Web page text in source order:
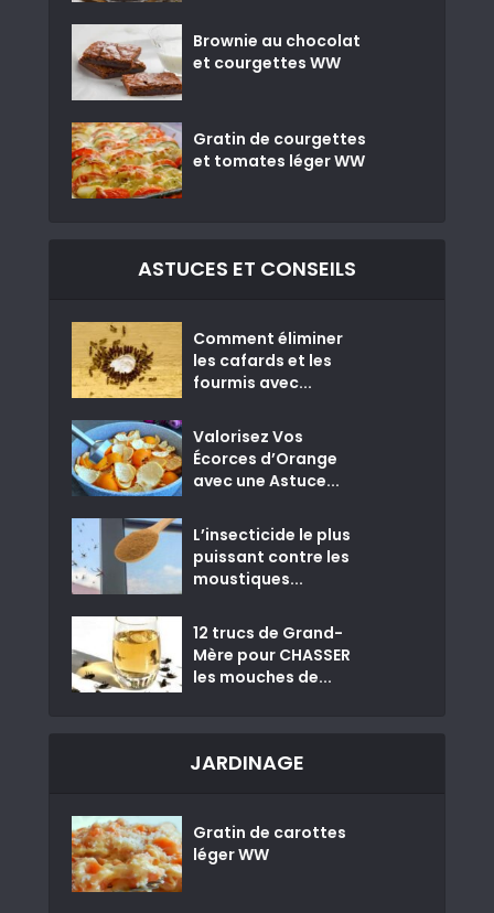
Brownie au chocolat
et courgettes WW
Gratin de courgettes
et tomates léger WW
ASTUCES ET CONSEILS
Comment éliminer
les cafards et les
fourmis avec...
Valorisez Vos
Écorces d’Orange
avec une Astuce...
L’insecticide le plus
puissant contre les
moustiques...
12 trucs de Grand-
Mère pour CHASSER
les mouches de...
JARDINAGE
Gratin de carottes
léger WW